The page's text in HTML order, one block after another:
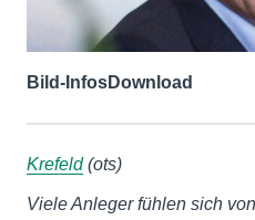
Bild-InfosDownload
Krefeld(ots)
Viele Anleger fühlen sich